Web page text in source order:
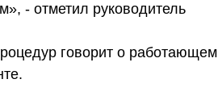
- отметил руководитель
говорит о работающем